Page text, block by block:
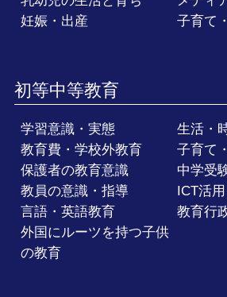
妊娠・出産
子育て
初等中等教育
学習意識・実態
生活・
教育費・学校外教育
子育て
保護者の教育意識
中学受
教員の意識・指導
ICT活
言語・英語教育
教育行
外国にルーツを持つ子供
の教育